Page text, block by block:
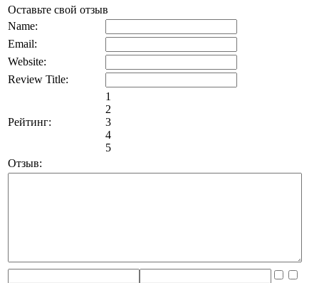
Оставьте свой отзыв
Name:
Email:
Website:
Review Title:
Рейтинг:
1
2
3
4
5
Отзыв: